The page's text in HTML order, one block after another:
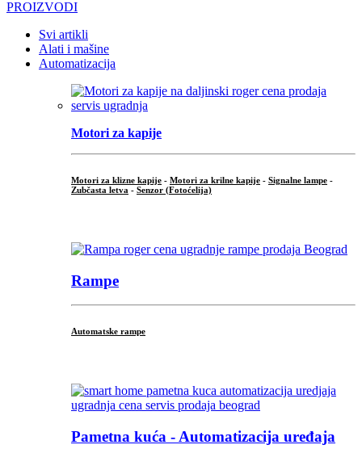
PROIZVODI
Svi artikli
Alati i mašine
Automatizacija
Motori za kapije
Motori za klizne kapije - Motori za krilne kapije - Signalne lampe -
Zubčasta letva - Senzor (Fotoćelija)
Rampe
Automatske rampe
Pametna kuća - Automatizacija uređaja